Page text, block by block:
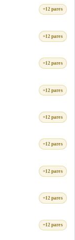
+12 pares
+12 pares
+12 pares
+12 pares
+12 pares
+12 pares
+12 pares
+12 pares
+12 pares